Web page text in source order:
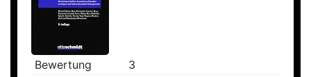
Bewertung
3